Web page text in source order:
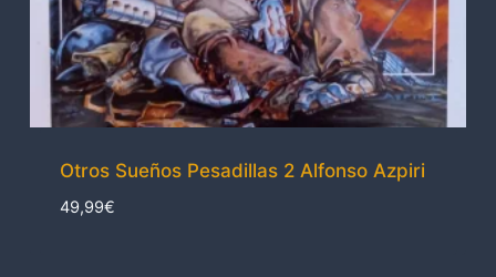
Otros Sueños Pesadillas 2 Alfonso Azpiri
49,99€